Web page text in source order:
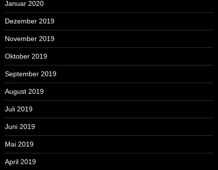
Januar 2020
Dezember 2019
November 2019
Oktober 2019
September 2019
August 2019
Juli 2019
Juni 2019
Mai 2019
April 2019